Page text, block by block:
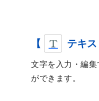
【 テキス
文字を入力・編
ができます。